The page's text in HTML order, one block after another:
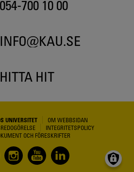
054-700 10 00
INFO@KAU.SE
HITTA HIT
UNIVERSITET
OM WEBBSIDAN
INTEGRITETSPOLICY
OCH FÖRESKRIFTER